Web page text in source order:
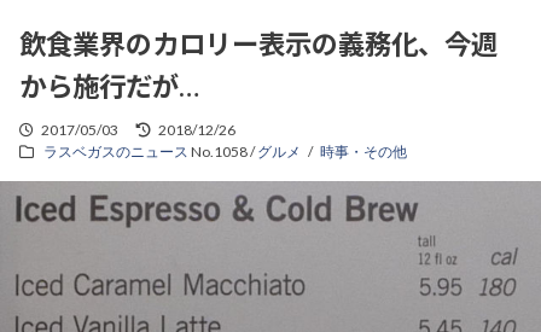
飲食業界のカロリー表示の義務化、今週
から施行だが…
2017/05/03
2018/12/26
ラスベガスのニュース No.1058 /グルメ 時事・その他